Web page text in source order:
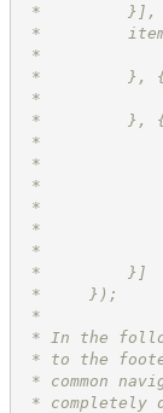
*         }],
*
*
*         },
*
*         },
*
*
*
*
*
*
*         }]
*     });
*
* In the
* to the
* common
* completely